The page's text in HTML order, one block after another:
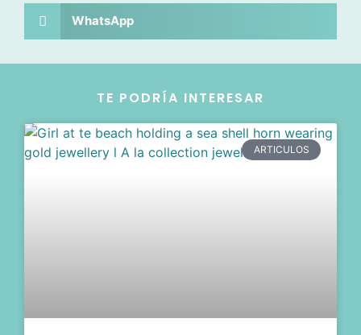
WhatsApp
TE PODRÍA INTERESAR
ARTICULOS